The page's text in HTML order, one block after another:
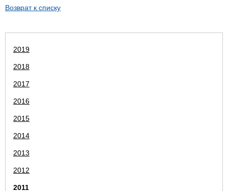
Возврат к списку
2019
2018
2017
2016
2015
2014
2013
2012
2011